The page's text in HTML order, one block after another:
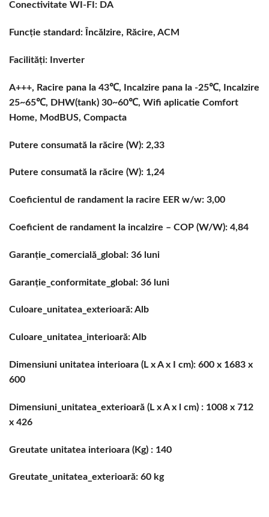
Conectivitate WI-FI: DA
Funcție standard: Încălzire, Răcire, ACM
Facilități: Inverter
A+++, Racire pana la 43℃, Incalzire pana la -25℃, Incalzire
25~65℃, DHW(tank) 30~60℃, Wifi aplicatie Comfort
Home, ModBUS, Compacta
Putere consumată la răcire (W): 2,33
Putere consumată la răcire (W): 1,24
Coeficientul de randament la racire EER w/w: 3,00
Coeficient de randament la incalzire – COP (W/W): 4,84
Garanție_comercială_global: 36 luni
Garanție_conformitate_global: 36 luni
Culoare_unitatea_exterioară: Alb
Culoare_unitatea_interioară: Alb
Dimensiuni unitatea interioara (L x A x I cm): 600 x 1683 x
600
Dimensiuni_unitatea_exterioară (L x A x l cm) : 1008 x 712
x 426
Greutate unitatea interioara (Kg) : 140
Greutate_unitatea_exterioară: 60 kg